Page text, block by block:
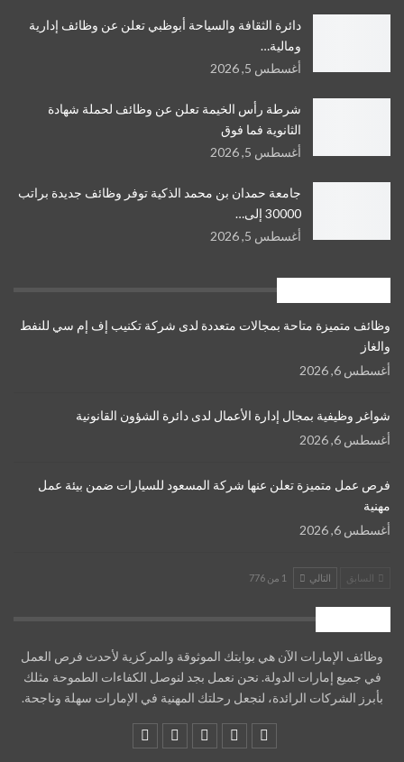
دائرة الثقافة والسياحة أبوظبي تعلن عن وظائف إدارية
ومالية…
أغسطس 5, 2026
شرطة رأس الخيمة تعلن عن وظائف لحملة شهادة
الثانوية فما فوق
أغسطس 5, 2026
جامعة حمدان بن محمد الذكية توفر وظائف جديدة براتب
30000 إلى…
أغسطس 5, 2026
وظائف متميزة متاحة بمجالات متعددة لدى شركة تكنيب إف إم سي للنفط
والغاز
أغسطس 6, 2026
شواغر وظيفية بمجال إدارة الأعمال لدى دائرة الشؤون القانونية
أغسطس 6, 2026
فرص عمل متميزة تعلن عنها شركة المسعود للسيارات ضمن بيئة عمل
مهنية
أغسطس 6, 2026
السابق التالي 1 من 776
وظائف الإمارات الآن هي بوابتك الموثوقة والمركزية لأحدث فرص العمل
في جميع إمارات الدولة. نحن نعمل بجد لنوصل الكفاءات الطموحة مثلك
بأبرز الشركات الرائدة، لنجعل رحلتك المهنية في الإمارات سهلة وناجحة.